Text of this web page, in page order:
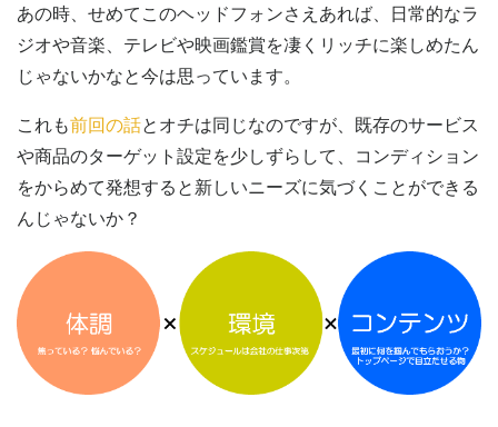
あの時、せめてこのヘッドフォンさえあれば、日常的なラ
ジオや音楽、テレビや映画鑑賞を凄くリッチに楽しめたん
じゃないかなと今は思っています。
これも前回の話とオチは同じなのですが、既存のサービス
や商品のターゲット設定を少しずらして、コンディション
をからめて発想すると新しいニーズに気づくことができる
んじゃないか？